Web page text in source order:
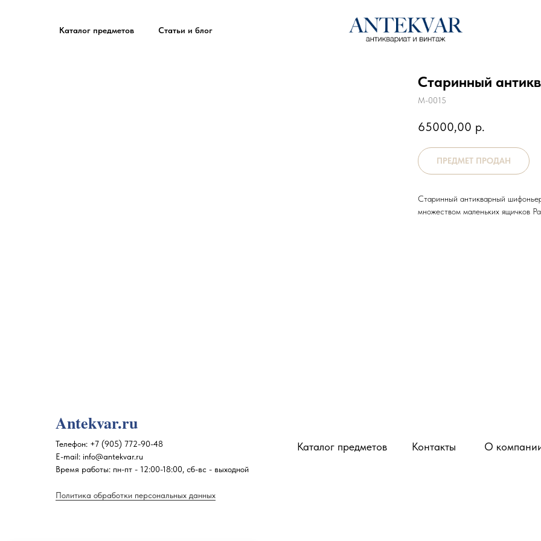
Каталог предметов Статьи и блог
Старинный
М-0015
65000,00 р.
Старинный антикварный
множеством маленьких ящичков
Телефон: +7 (905) 772-90-48
E-mail: info@antekvar.ru
Время работы: пн-пт - 12:00-18:00, сб-вс - выходной
Antekvar.ru
Каталог предметов О
Контакты
Политика обработки персональных данных